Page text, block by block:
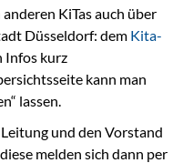
KiTas auch über
Düsseldorf: dem Kita-
Infos kurz
kann man
lassen.
und den Vorstand
melden sich dann per